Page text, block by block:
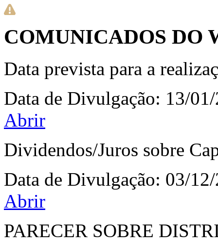
COMUNICADOS DO
Data prevista para a
Data de Divulgação: 13/
Abrir
Dividendos/Juros sobre
Data de Divulgação: 03/
Abrir
PARECER SOBRE